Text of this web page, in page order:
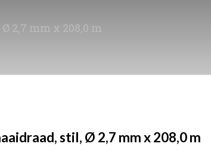
2,7 mm x 208,0 m
stil, Ø 2,7 mm x 208,0 m